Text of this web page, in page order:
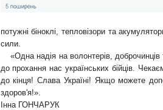
потужні біноклі, тепловізори та
сили.
«Одна надія на волонтерів,
до прохання нас українських бійців.
до кінця! Слава Україні! Якщо можете
здоров'я!».
Інна ГОНЧАРУК